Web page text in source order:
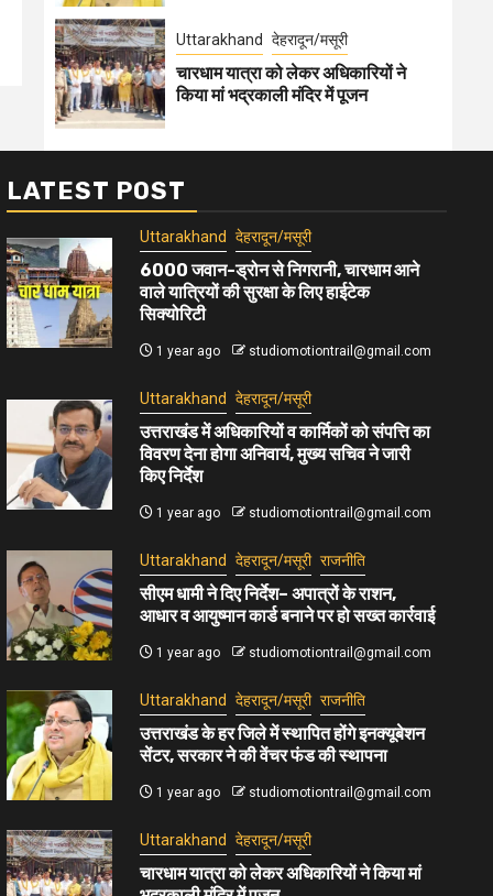
Uttarakhand देहरादून/मसूरी
चारधाम यात्रा को लेकर अधिकारियों ने
किया मां भद्रकाली मंदिर में पूजन
LATEST POST
Uttarakhand देहरादून/मसूरी
6000 जवान-ड्रोन से निगरानी, चारधाम आने
वाले यात्रियों की सुरक्षा के लिए हाईटेक
सिक्योरिटी
1 year ago studiomotiontrail@gmail.com
Uttarakhand देहरादून/मसूरी
उत्तराखंड में अधिकारियों व कार्मिकों को संपत्ति का
विवरण देना होगा अनिवार्य, मुख्य सचिव ने जारी
किए निर्देश
1 year ago studiomotiontrail@gmail.com
Uttarakhand देहरादून/मसूरी राजनीति
सीएम धामी ने दिए निर्देश– अपात्रों के राशन,
आधार व आयुष्मान कार्ड बनाने पर हो सख्त कार्रवाई
1 year ago studiomotiontrail@gmail.com
Uttarakhand देहरादून/मसूरी राजनीति
उत्तराखंड के हर जिले में स्थापित होंगे इनक्यूबेशन
सेंटर, सरकार ने की वेंचर फंड की स्थापना
1 year ago studiomotiontrail@gmail.com
Uttarakhand देहरादून/मसूरी
चारधाम यात्रा को लेकर अधिकारियों ने किया मां